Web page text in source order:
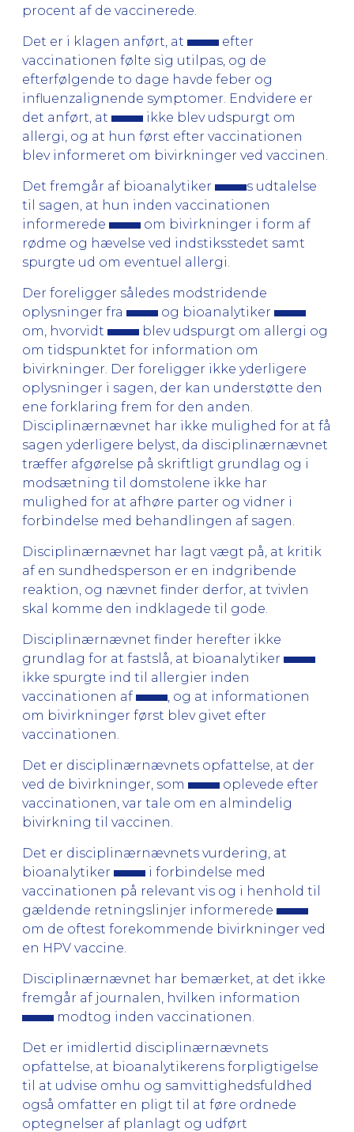
procent af de vaccinerede.
Det er i klagen anført, at
efter
vaccinationen følte sig utilpas, og de
efterfølgende to dage havde feber og
influenzalignende symptomer. Endvidere er
det anført, at
ikke blev udspurgt om
allergi, og at hun først efter vaccinationen
blev informeret om bivirkninger ved vaccinen.
Det fremgår af bioanalytiker
s udtalelse
til sagen, at hun inden vaccinationen
informerede
om bivirkninger i form af
rødme og hævelse ved indstiksstedet samt
spurgte ud om eventuel allergi.
Der foreligger således modstridende
oplysninger fra
og bioanalytiker
om, hvorvidt
blev udspurgt om allergi og
om tidspunktet for information om
bivirkninger. Der foreligger ikke yderligere
oplysninger i sagen, der kan understøtte den
ene forklaring frem for den anden.
Disciplinærnævnet har ikke mulighed for at få
sagen yderligere belyst, da disciplinærnævnet
træffer afgørelse på skriftligt grundlag og i
modsætning til domstolene ikke har
mulighed for at afhøre parter og vidner i
forbindelse med behandlingen af sagen.
Disciplinærnævnet har lagt vægt på, at kritik
af en sundhedsperson er en indgribende
reaktion, og nævnet finder derfor, at tvivlen
skal komme den indklagede til gode.
Disciplinærnævnet finder herefter ikke
grundlag for at fastslå, at bioanalytiker
ikke spurgte ind til allergier inden
vaccinationen af
, og at informationen
om bivirkninger først blev givet efter
vaccinationen.
Det er disciplinærnævnets opfattelse, at der
ved de bivirkninger, som
oplevede efter
vaccinationen, var tale om en almindelig
bivirkning til vaccinen.
Det er disciplinærnævnets vurdering, at
bioanalytiker
i forbindelse med
vaccinationen på relevant vis og i henhold til
gældende retningslinjer informerede
om de oftest forekommende bivirkninger ved
en HPV vaccine.
Disciplinærnævnet har bemærket, at det ikke
fremgår af journalen, hvilken information
modtog inden vaccinationen.
Det er imidlertid disciplinærnævnets
opfattelse, at bioanalytikerens forpligtigelse
til at udvise omhu og samvittighedsfuldhed
også omfatter en pligt til at føre ordnede
optegnelser af planlagt og udført